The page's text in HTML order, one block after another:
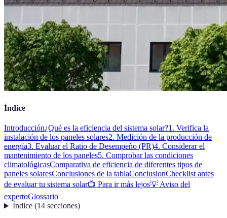
Índice
Introducción¿Qué es la eficiencia del sistema solar?1. Verifica la
instalación de los paneles solares2. Medición de la producción de
energía3. Evaluar el Ratio de Desempeño (PR)4. Considerar el
mantenimiento de los paneles5. Comprobar las condiciones
climatológicasComparativa de eficiencia de diferentes tipos de
paneles solaresConclusiones de la tablaConclusionChecklist antes
de evaluar tu sistema solar📺 Para ir más lejos💡 Aviso del
expertoGlossario
Índice(14 secciones)